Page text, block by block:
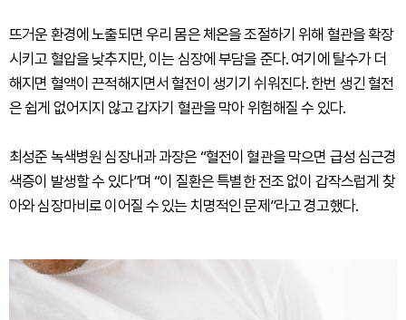
뜨거운 환경에 노출되면 우리 몸은 체온을 조절하기 위해 혈관을 확장
시키고 혈압을 낮추지만, 이는 심장에 부담을 준다. 여기에 탈수가 더
해지면 혈액이 끈적해지면서 혈전이 생기기 쉬워진다. 한번 생긴 혈전
은 쉽게 없어지지 않고 갑자기 혈관을 막아 위험해질 수 있다.
최성준 녹색병원 심장내과 과장은 “혈전이 혈관을 막으면 급성 심근경
색증이 발생할 수 있다”며 “이 질환은 특별한 전조 없이 갑작스럽게 찾
아와 심장마비로 이어질 수 있는 치명적인 문제”라고 경고했다.